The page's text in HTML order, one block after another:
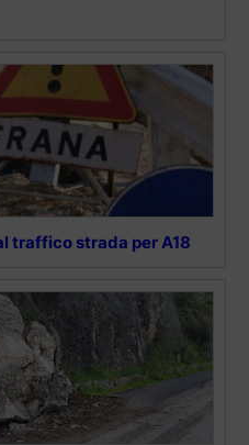
traffico strada per A18